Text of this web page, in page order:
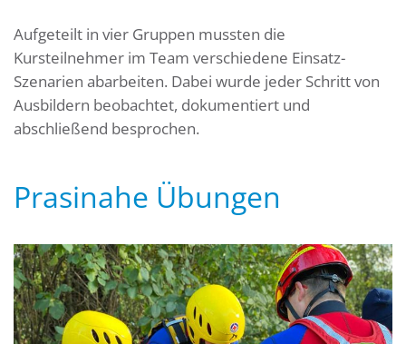
Aufgeteilt in vier Gruppen mussten die
Kursteilnehmer im Team verschiedene Einsatz-
Szenarien abarbeiten. Dabei wurde jeder Schritt von
Ausbildern beobachtet, dokumentiert und
abschließend besprochen.
Prasinahe Übungen